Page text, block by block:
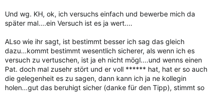
Und wg. KH, ok, ich versuchs einfach und bewerbe mich da
später mal....ein Versuch ist es ja wert....
ALso wie ihr sagt, ist bestimmt besser ich sag das gleich
dazu...kommt bestimmt wesentlich sicherer, als wenn ich es
versuch zu vertuschen, ist ja eh nicht mögl....und wenns einen
Pat. doch mal zusehr stört und er voll ****** hat, hat er so auch
die gelegenheit es zu sagen, dann kann ich ja ne kollegin
holen...gut das beruhigt sicher (danke für den Tipp), stimmt so